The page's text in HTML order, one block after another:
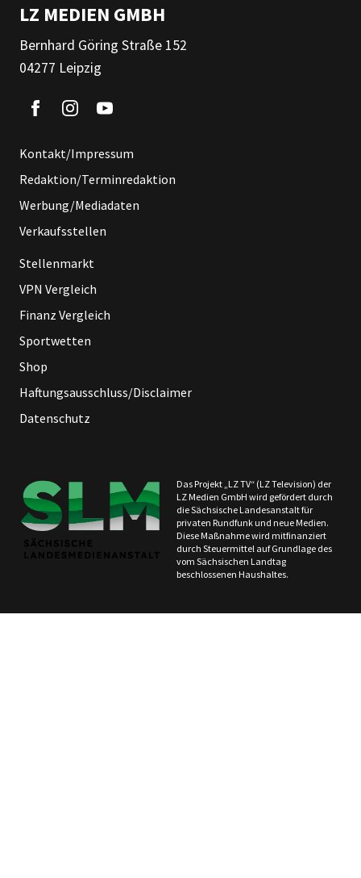
LZ MEDIEN GMBH
Bernhard Göring Straße 152
04277 Leipzig
Kontakt/Impressum
Redaktion/Terminredaktion
Werbung/Mediadaten
Verkaufsstellen
Stellenmarkt
VPN Vergleich
Finanz Vergleich
Sportwetten
Shop
Haftungsausschluss/Disclaimer
Datenschutz
Das Projekt „LZ TV“ (LZ Television) der
LZ Medien GmbH wird gefördert durch
die Sächsische Landesanstalt für
privaten Rundfunk und neue Medien.
Diese Maßnahme wird mitfinanziert
durch Steuermittel auf Grundlage des
vom Sächsischen Landtag
beschlossenen Haushaltes.